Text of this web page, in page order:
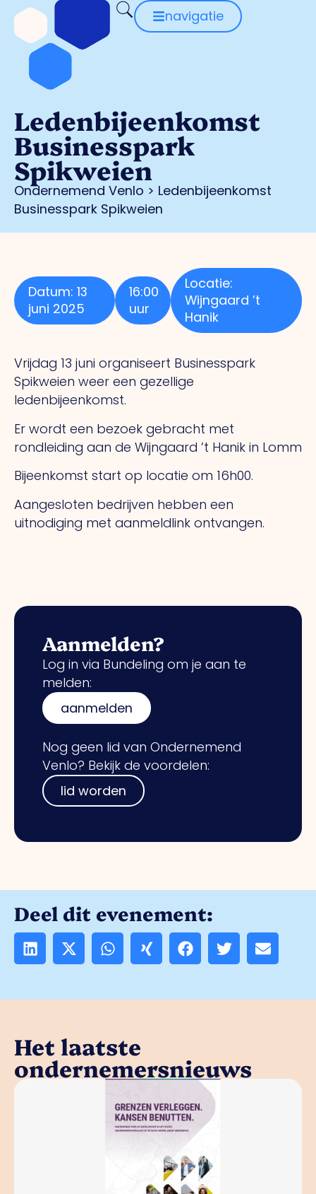
navigatie
Ledenbijeenkomst
Businesspark
Spikweien
Ondernemend Venlo > Ledenbijeenkomst
Businesspark Spikweien
Datum: 13
juni 2025
16:00
uur
Locatie:
Wijngaard ’t
Hanik
Vrijdag 13 juni organiseert Businesspark
Spikweien weer een gezellige
ledenbijeenkomst.
Er wordt een bezoek gebracht met
rondleiding aan de Wijngaard ’t Hanik in Lomm
Bijeenkomst start op locatie om 16h00.
Aangesloten bedrijven hebben een
uitnodiging met aanmeldlink ontvangen.
Aanmelden?
Log in via Bundeling om je aan te
melden:
aanmelden
Nog geen lid van Ondernemend
Venlo? Bekijk de voordelen:
lid worden
Deel dit evenement:
Het laatste
ondernemersnieuws